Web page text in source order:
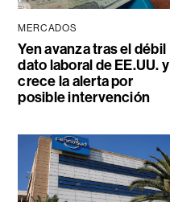
MERCADOS
Yen avanza tras el débil
dato laboral de EE.UU. y
crece la alerta por
posible intervención